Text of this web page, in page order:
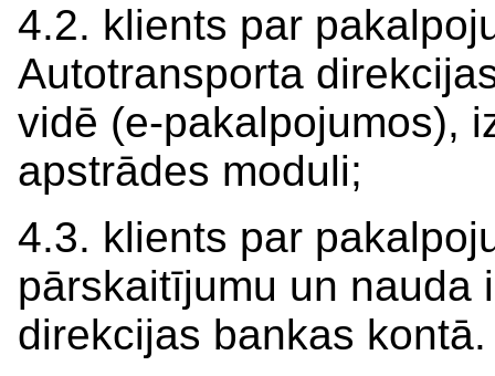
4.2. klients par
Autotransporta
vidē (e-pakalpojumos),
apstrādes moduli;
4.3. klients par
pārskaitījumu un nauda
direkcijas bankas kontā.